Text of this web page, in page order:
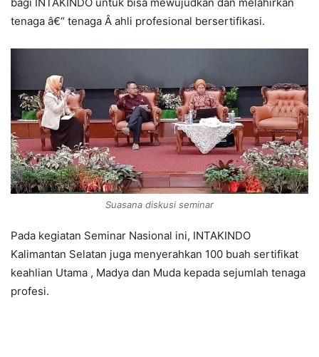
bagi INTAKINDO untuk bisa mewujudkan dan melahirkan
tenaga â€“ tenaga Â ahli profesional bersertifikasi.
Suasana diskusi seminar
Pada kegiatan Seminar Nasional ini, INTAKINDO
Kalimantan Selatan juga menyerahkan 100 buah sertifikat
keahlian Utama , Madya dan Muda kepada sejumlah tenaga
profesi.